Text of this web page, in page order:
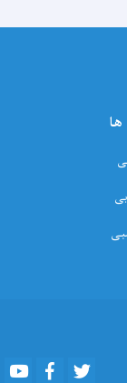
Youtube Facebook